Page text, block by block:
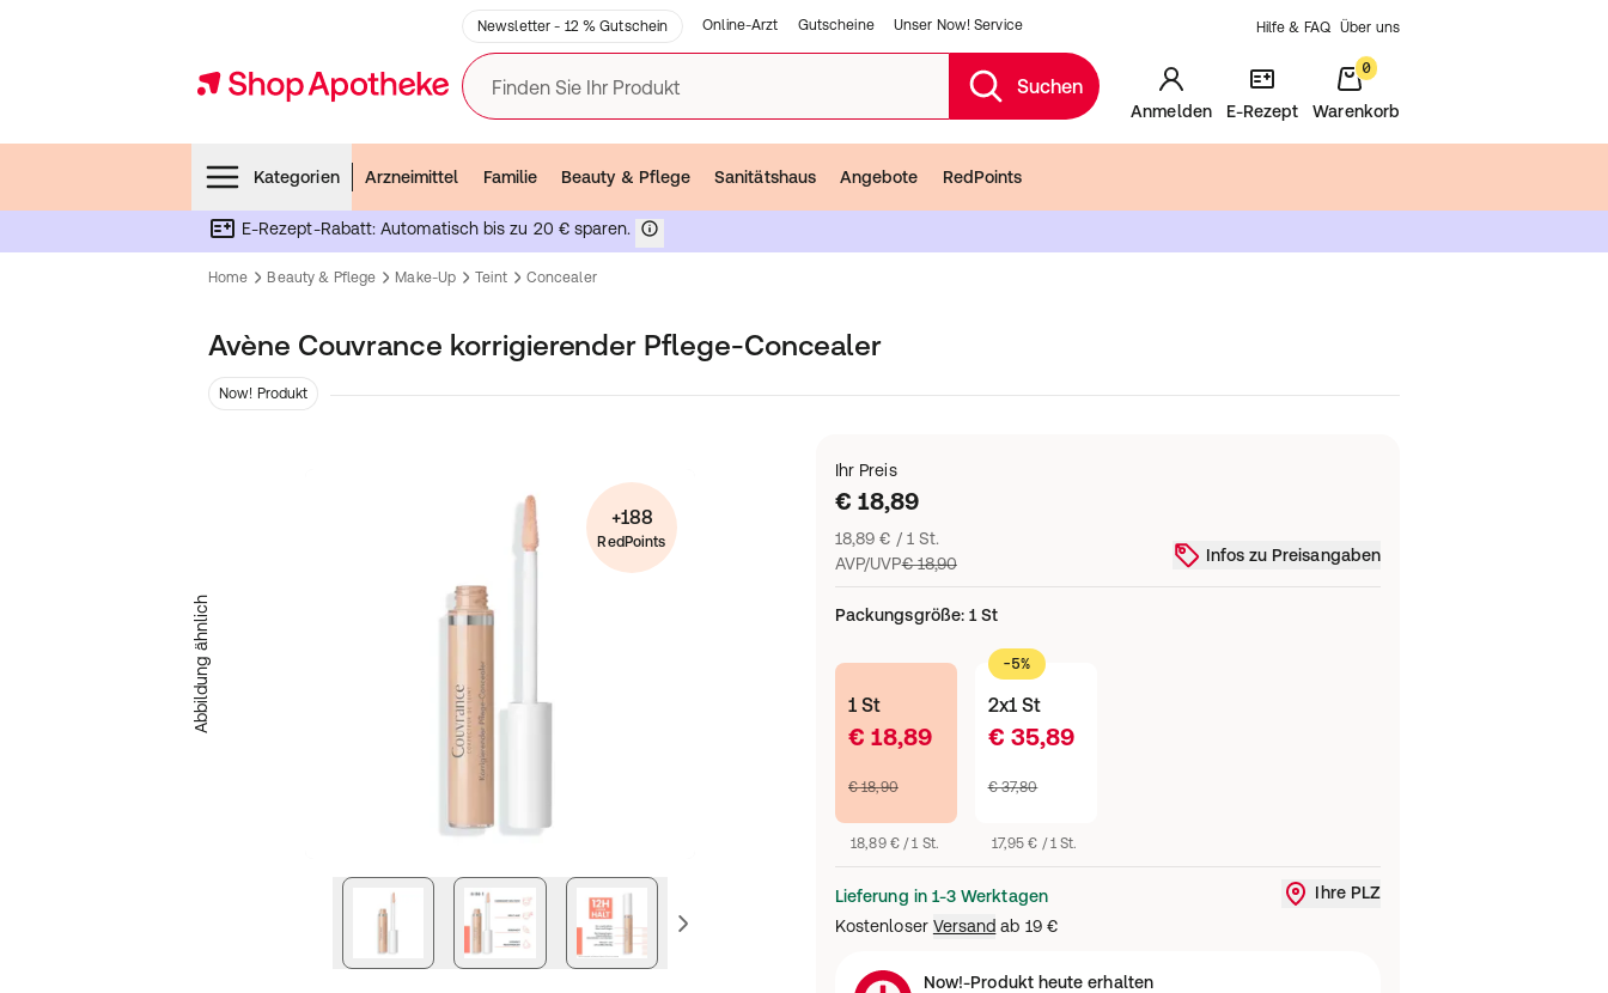
Newsletter - 12 % Gutschein Online-Arzt Gutscheine Unser Now! Service Hilfe & FAQ Über uns
Finden Sie Ihr Produkt Suchen
Anmelden E-Rezept
0
Warenkorb
Kategorien
Arzneimittel Familie Beauty & Pflege Sanitätshaus Angebote RedPoints
E-Rezept-Rabatt: Automatisch bis zu 20 € sparen.
Home Beauty & Pflege Make-Up Teint Concealer
Avène Couvrance korrigierender Pflege-Concealer
Now! Produkt
Abbildung ähnlich
nächstes Bild vorheriges Bild
+188
RedPoints
Ihr Preis
€ 18,89
18,89 € / 1 St.
AVP/UVP€ 18,90 Infos zu Preisangaben
Packungsgröße:1 St
1 St
€ 18,89
€ 18,90
18,89 € / 1 St.
-5%
2x1 St
€ 35,89
€ 37,80
17,95 € / 1 St.
Lieferung in 1-3 Werktagen
Kostenloser Versand ab 19 €
Liefergebiet ändern oder Standort
Ihre PLZ
Now!-Produkt heute erhalten